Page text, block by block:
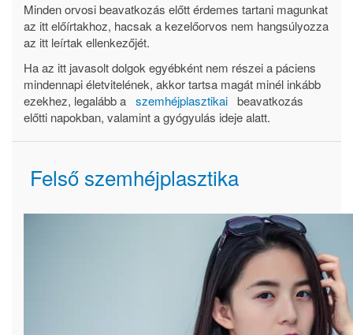
Minden orvosi beavatkozás előtt érdemes tartani magunkat
az itt előírtakhoz, hacsak a kezelőorvos nem hangsúlyozza
az itt leírtak ellenkezőjét.
Ha az itt javasolt dolgok egyébként nem részei a páciens
mindennapi életvitelének, akkor tartsa magát minél inkább
ezekhez, legalább a szemhéjplasztikai beavatkozás
előtti napokban, valamint a gyógyulás ideje alatt.
Felső szemhéjplasztika